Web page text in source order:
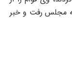
مجلس رفت و خبر